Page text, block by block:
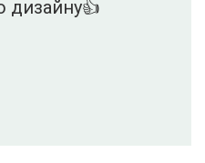
дизайну👍